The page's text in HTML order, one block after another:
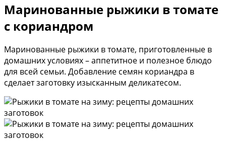
Маринованные рыжики в томате
с кориандром
Маринованные рыжики в томате, приготовленные в
домашних условиях – аппетитное и полезное блюдо
для всей семьи. Добавление семян кориандра в
сделает заготовку изысканным деликатесом.